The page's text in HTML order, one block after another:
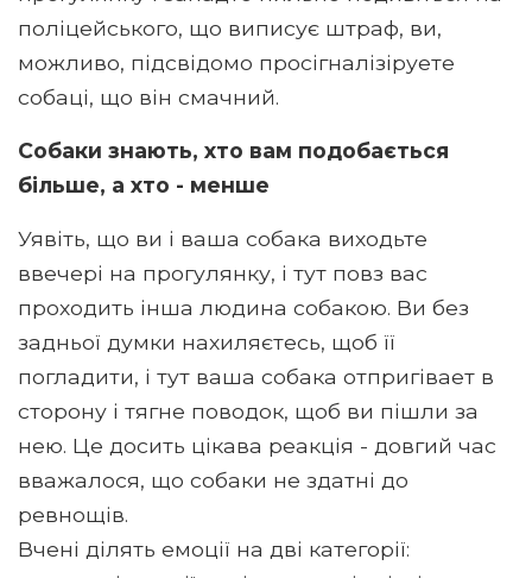
поліцейського, що виписує штраф, ви,
можливо, підсвідомо просігналізіруете
собаці, що він смачний.
Собаки знають, хто вам подобається
більше, а хто - менше
Уявіть, що ви і ваша собака виходьте
ввечері на прогулянку, і тут повз вас
проходить інша людина собакою. Ви без
задньої думки нахиляєтесь, щоб її
погладити, і тут ваша собака отпригівает в
сторону і тягне поводок, щоб ви пішли за
нею. Це досить цікава реакція - довгий час
вважалося, що собаки не здатні до
ревнощів.
Вчені ділять емоції на дві категорії: